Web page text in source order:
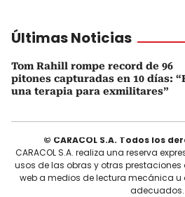
Últimas Noticias
Tom Rahill rompe record de 96
pitones capturadas en 10 días:
una terapia para exmilitares”
© CARACOL S.A. Todos los
CARACOL S.A. realiza una reserva
usos de las obras y otras
web a medios de lectura mecánica u
adecuados.